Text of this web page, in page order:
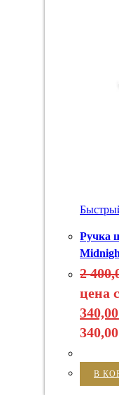
Ручка
2
цена
340,00
В